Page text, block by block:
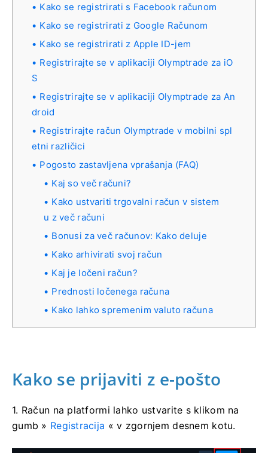
Kako se registrirati s Facebook računom
Kako se registrirati z Google Računom
Kako se registrirati z Apple ID-jem
Registrirajte se v aplikaciji Olymptrade za iO
S
Registrirajte se v aplikaciji Olymptrade za An
droid
Registrirajte račun Olymptrade v mobilni spl
etni različici
Pogosto zastavljena vprašanja (FAQ)
Kaj so več računi?
Kako ustvariti trgovalni račun v sistem
u z več računi
Bonusi za več računov: Kako deluje
Kako arhivirati svoj račun
Kaj je ločeni račun?
Prednosti ločenega računa
Kako lahko spremenim valuto računa
Kako se prijaviti z e-pošto
1. Račun na platformi lahko ustvarite s klikom na
gumb » Registracija « v zgornjem desnem kotu.